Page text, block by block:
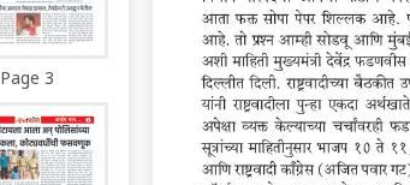
Page 3